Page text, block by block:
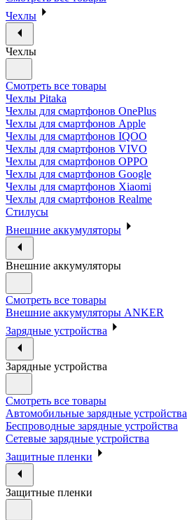
Чехлы
Чехлы
Смотреть все товары
Чехлы Pitaka
Чехлы для смартфонов OnePlus
Чехлы для смартфонов Apple
Чехлы для смартфонов IQOO
Чехлы для смартфонов VIVO
Чехлы для смартфонов OPPO
Чехлы для смартфонов Google
Чехлы для смартфонов Xiaomi
Чехлы для смартфонов Realme
Стилусы
Внешние аккумуляторы
Внешние аккумуляторы
Смотреть все товары
Внешние аккумуляторы ANKER
Зарядные устройства
Зарядные устройства
Смотреть все товары
Автомобильные зарядные устройства
Беспроводные зарядные устройства
Сетевые зарядные устройства
Защитные пленки
Защитные пленки